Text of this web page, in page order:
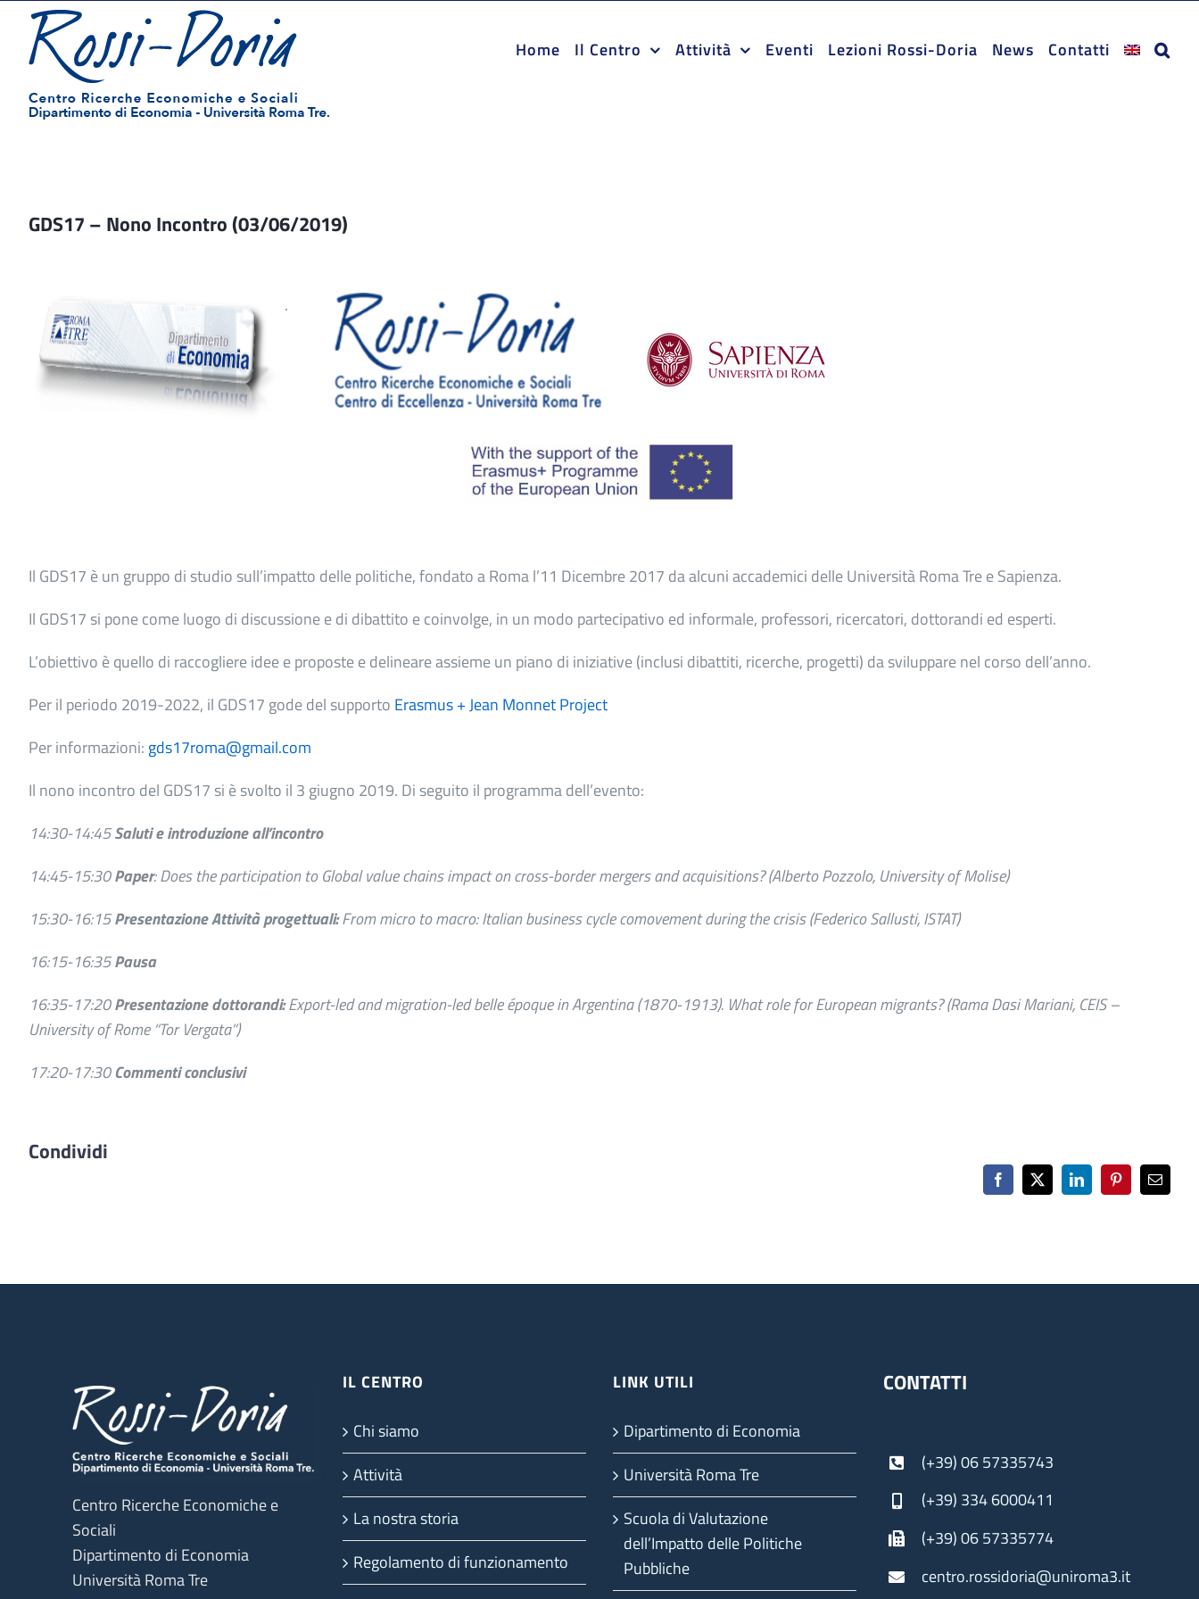
Salta
contenuto
Home Il Centro Attività Eventi Lezioni Rossi-Doria News Contatti
GDS17 – Nono Incontro (03/06/2019)
.
Il GDS17 è un gruppo di studio sull’impatto delle politiche, fondato a Roma l’11 Dicembre 2017 da alcuni accademici delle Università Roma Tre e Sapienza.
Il GDS17 si pone come luogo di discussione e di dibattito e coinvolge, in un modo partecipativo ed informale, professori, ricercatori, dottorandi ed esperti.
L’obiettivo è quello di raccogliere idee e proposte e delineare assieme un piano di iniziative (inclusi dibattiti, ricerche, progetti) da sviluppare nel corso dell’anno.
Per il periodo 2019-2022, il GDS17 gode del supporto Erasmus + Jean Monnet Project
Per informazioni: gds17roma@gmail.com
Il nono incontro del GDS17 si è svolto il 3 giugno 2019. Di seguito il programma dell’evento:
14:30-14:45Saluti e introduzione all’incontro
14:45-15:30Paper: Does the participation to Global value chains impact on cross-border mergers and acquisitions?(Alberto Pozzolo, University of Molise)
15:30-16:15Presentazione Attività progettuali:From micro to macro: Italian business cycle comovement during the crisis (Federico Sallusti, ISTAT)
16:15-16:35Pausa
16:35-17:20Presentazione dottorandi:Export-led and migration-led belle époque in Argentina (1870-1913). What role for European migrants?(Rama Dasi Mariani, CEIS –
University of Rome “Tor Vergata”)
17:20-17:30Commenti conclusivi
Condividi
Facebook
X LinkedInPinterestEmail
Centro Ricerche Economiche e
Sociali
Dipartimento di Economia
Università Roma Tre
IL CENTRO
Chi siamo
Attività
La nostra storia
Regolamento di funzionamento
LINK UTILI
Dipartimento di Economia
Università Roma Tre
Scuola di Valutazione
dell’Impatto delle Politiche
Pubbliche
CONTATTI
(+39) 06 57335743
(+39) 334 6000411
(+39) 06 57335774
centro.rossidoria@uniroma3.it